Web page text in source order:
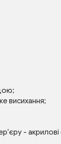
висихання;
-